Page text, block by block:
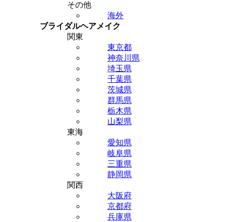
その他
海外
ブライダルヘアメイク
関東
東京都
神奈川県
埼玉県
千葉県
茨城県
群馬県
栃木県
山梨県
東海
愛知県
岐阜県
三重県
静岡県
関西
大阪府
京都府
兵庫県